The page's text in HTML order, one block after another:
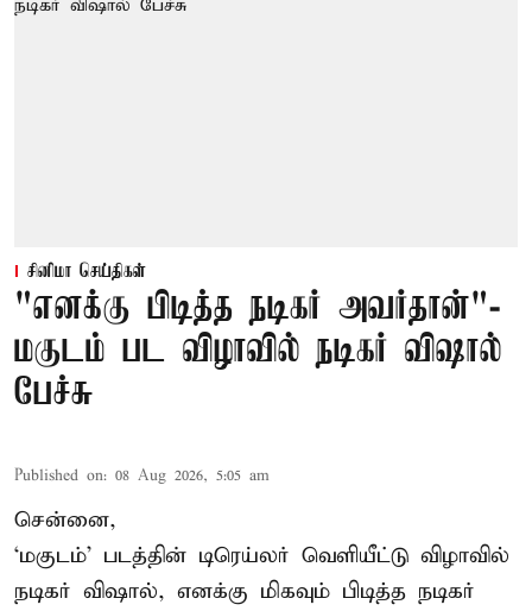
சினிமா செய்திகள்
"எனக்கு பிடித்த நடிகர் அவர்தான்"-
மகுடம் பட விழாவில் நடிகர் விஷால்
பேச்சு
Published on: 08 Aug 2026, 5:05 am
சென்னை,
‘மகுடம்’ படத்தின் டிரெய்லர் வெளியீட்டு விழாவில்
நடிகர் விஷால், எனக்கு மிகவும் பிடித்த நடிகர்